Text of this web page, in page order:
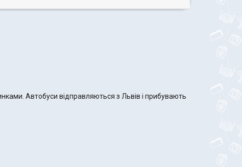
Автобуси відправляються з Львів і прибувають